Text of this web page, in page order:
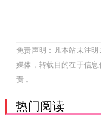
免责声明：凡本站未注
媒体，转载目的在于信
责 。
热门阅读